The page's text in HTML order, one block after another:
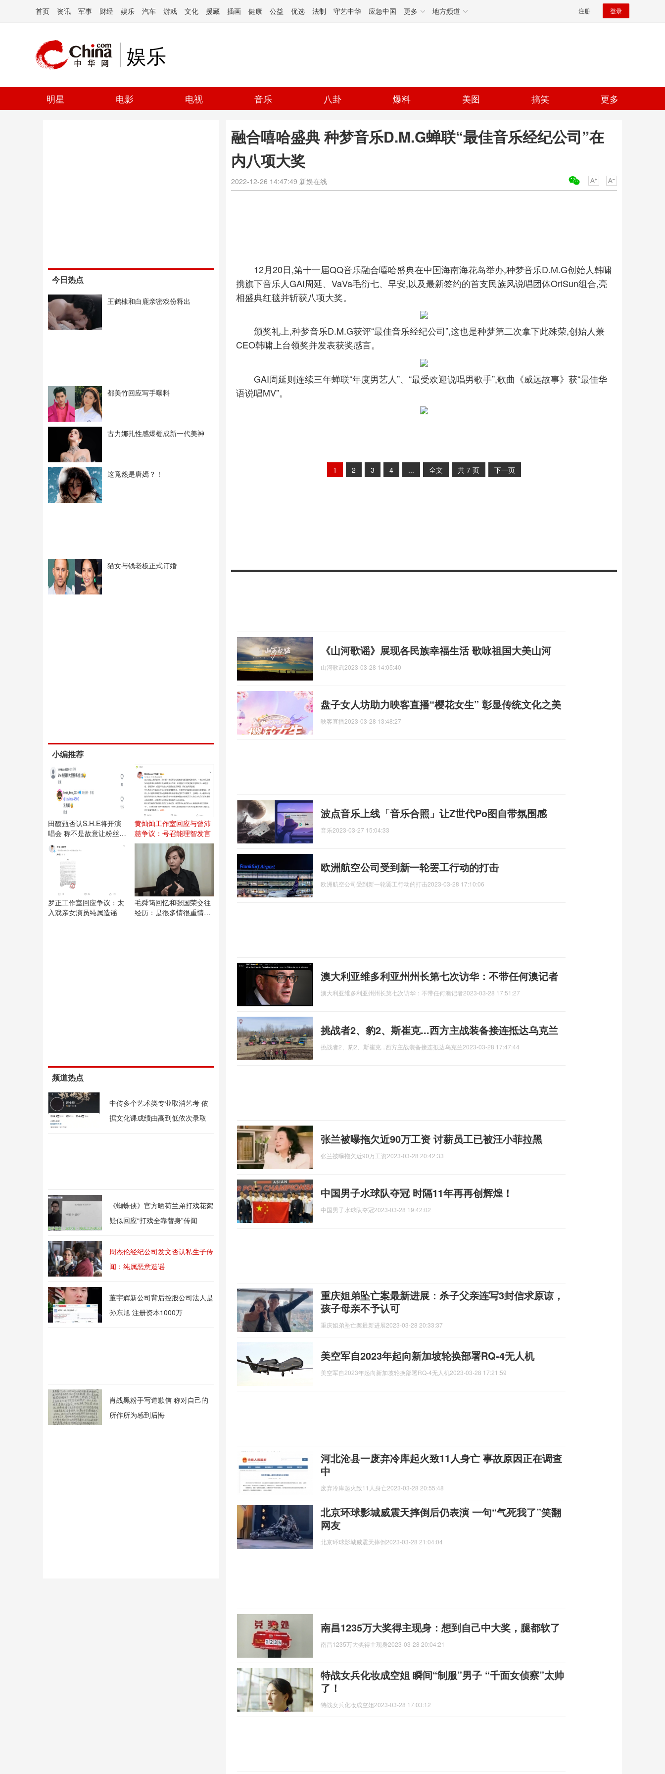
首页 资讯 军事 财经 娱乐 汽车 游戏 文化 援藏 插画 健康 公益 优选 法制 守艺中华 应急中国 更多 地方频道 注册 登录
娱乐
明星 电影 电视 音乐 八卦 爆料 美图 搞笑 更多
今日热点
王鹤棣和白鹿亲密戏份释出
都美竹回应写手曝料
古力娜扎性感爆棚成新一代美神
这竟然是唐嫣？！
猫女与钱老板正式订婚
小编推荐
田馥甄否认S.H.E将开演
唱会 称不是故意让粉丝失
望
黄灿灿工作室回应与曾沛
慈争议：号召能理智发言
罗正工作室回应争议：太
入戏亲女演员纯属造谣
毛舜筠回忆和张国荣交往
经历：是很多情很重情的
频道热点
中传多个艺术类专业取消艺考 依
据文化课成绩由高到低依次录取
《蜘蛛侠》官方晒荷兰弟打戏花絮
疑似回应“打戏全靠替身”传闻
周杰伦经纪公司发文否认私生子传
闻：纯属恶意造谣
董宇辉新公司背后控股公司法人是
孙东旭 注册资本1000万
肖战黑粉手写道歉信 称对自己的
所作所为感到后悔
融合嘻哈盛典 种梦音乐D.M.G蝉联“最佳音乐经纪公司”在
内八项大奖
2022-12-26 14:47:49 新娱在线
12月20日,第十一届QQ音乐融合嘻哈盛典在中国海南海花岛举办,种梦音乐D.M.G创始人韩啸
携旗下音乐人GAI周延、VaVa毛衍七、早安,以及最新签约的首支民族风说唱团体OriSun组合,亮
相盛典红毯并斩获八项大奖。
颁奖礼上,种梦音乐D.M.G获评“最佳音乐经纪公司”,这也是种梦第二次拿下此殊荣,创始人兼
CEO韩啸上台领奖并发表获奖感言。
GAI周延则连续三年蝉联“年度男艺人”、“最受欢迎说唱男歌手”,歌曲《威远故事》获“最佳华
语说唱MV”。
1 2 3 4 ... 全文 共 7 页 下一页
《山河歌谣》展现各民族幸福生活 歌咏祖国大美山河
山河歌谣2023-03-28 14:05:40
盘子女人坊助力映客直播“樱花女生” 彰显传统文化之美
映客直播2023-03-28 13:48:27
波点音乐上线「音乐合照」让Z世代Po图自带氛围感
音乐2023-03-27 15:04:33
欧洲航空公司受到新一轮罢工行动的打击
欧洲航空公司受到新一轮罢工行动的打击2023-03-28 17:10:06
澳大利亚维多利亚州州长第七次访华：不带任何澳记者
澳大利亚维多利亚州州长第七次访华：不带任何澳记者2023-03-28 17:51:27
挑战者2、豹2、斯崔克...西方主战装备接连抵达乌克兰
挑战者2、豹2、斯崔克...西方主战装备接连抵达乌克兰2023-03-28 17:47:44
张兰被曝拖欠近90万工资 讨薪员工已被汪小菲拉黑
张兰被曝拖欠近90万工资2023-03-28 20:42:33
中国男子水球队夺冠 时隔11年再再创辉煌！
中国男子水球队夺冠2023-03-28 19:42:02
重庆姐弟坠亡案最新进展：杀子父亲连写3封信求原谅，
孩子母亲不予认可
重庆姐弟坠亡案最新进展2023-03-28 20:33:37
美空军自2023年起向新加坡轮换部署RQ-4无人机
美空军自2023年起向新加坡轮换部署RQ-4无人机 2023-03-28 17:21:59
河北沧县一废弃冷库起火致11人身亡 事故原因正在调查
中
废弃冷库起火致11人身亡2023-03-28 20:55:48
北京环球影城威震天摔倒后仍表演 一句“气死我了”笑翻
网友
北京环球影城威震天摔倒2023-03-28 21:04:04
南昌1235万大奖得主现身：想到自己中大奖，腿都软了
南昌1235万大奖得主现身2023-03-28 20:04:21
特战女兵化妆成空姐 瞬间“制服”男子 “千面女侦察”太帅
了！
特战女兵化妆成空姐2023-03-28 17:03:12